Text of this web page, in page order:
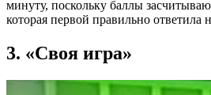
минуту, поскольку баллы
которая первой правильно ответила
3. «Своя игра»